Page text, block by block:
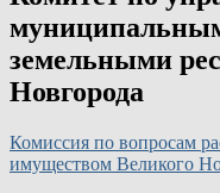
земельными
Новгорода
Комиссия по вопросам
имуществом Великого